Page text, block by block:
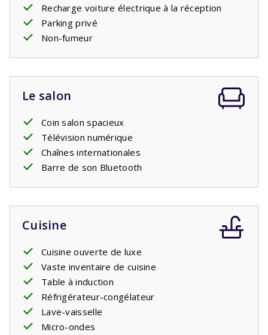
Recharge voiture électrique à la réception
Parking privé
Non-fumeur
Le salon
Coin salon spacieux
Télévision numérique
Chaînes internationales
Barre de son Bluetooth
Cuisine
Cuisine ouverte de luxe
Vaste inventaire de cuisine
Table à induction
Réfrigérateur-congélateur
Lave-vaisselle
Micro-ondes